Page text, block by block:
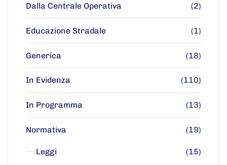
Dalla Centrale Operativa (2)
Educazione Stradale (1)
Generica (18)
In Evidenza (110)
In Programma (13)
Normativa (19)
Leggi (15)